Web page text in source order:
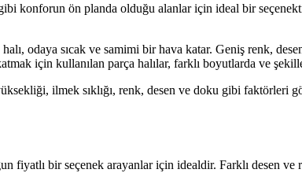
konforun ön planda olduğu alanlar için ideal bir
odaya sıcak ve samimi bir hava katar. Geniş renk,
için kullanılan parça halılar, farklı boyutlarda ve
ilmek sıklığı, renk, desen ve doku gibi faktörleri
fiyatlı bir seçenek arayanlar için idealdir. Farklı desen